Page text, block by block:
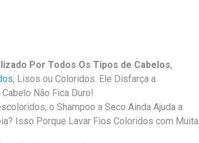
Por Todos Os Tipos de Cabelos,
, Lisos ou Coloridos. Ele Disfarça a
Não Fica Duro!
o Shampoo a Seco Ainda Ajuda a
Isso Porque Lavar Fios Coloridos com Muita